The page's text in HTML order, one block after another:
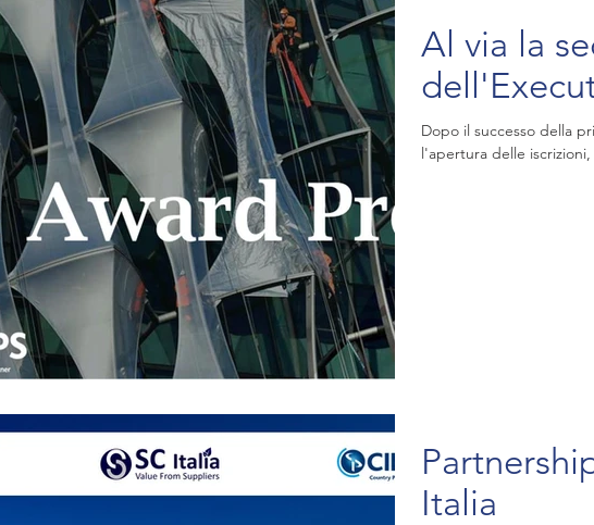
Al via la
Dopo il successo della
l'apertura delle
Italia